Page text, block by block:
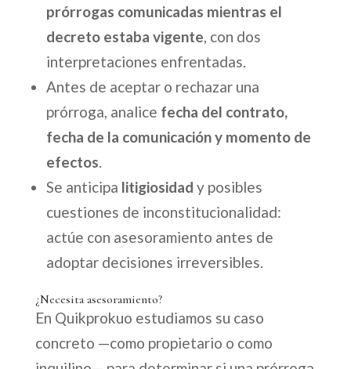
prórrogas comunicadas mientras el
decreto estaba vigente , con dos
interpretaciones enfrentadas.
Antes de aceptar o rechazar una
prórroga, analice fecha del contrato,
fecha de la comunicación y momento de
efectos
Se anticipa litigiosidad y posibles
cuestiones de inconstitucionalidad:
actúe con asesoramiento antes de
adoptar decisiones irreversibles.
¿Necesita asesoramiento?
En Quikprokuo estudiamos su caso
concreto —como propietario o como